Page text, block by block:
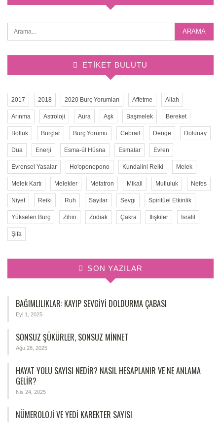
ETIKET BULUTU
2017 2018 2020 Burç Yorumları Affetme Allah
Arınma Astroloji Aura Aşk Başmelek Bereket
Bolluk Burçlar Burç Yorumu Cebrail Denge Dolunay
Dua Enerji Esma-ül Hüsna Esmalar Evren
Evrensel Yasalar Ho'oponopono Kundalini Reiki Melek
Melek Kartı Melekler Metatron Mikail Mutluluk Nefes
Niyet Reiki Ruh Sayılar Sevgi Spiritüel Etkinlik
Yükselen Burç Zihin Zodiak Çakra İlişkiler İsrafil
Şifa
SON YAZILAR
BAĞIMLILIKLAR: KAYIP SEVGIYI DOLDURMA ÇABASI
Eyl 1, 2025
SONSUZ ŞÜKÜRLER, SONSUZ MINNET
Ağu 28, 2025
HAYAT YOLU SAYISI NEDIR? NASIL HESAPLANIR VE NE ANLAMA
GELIR?
Nis 24, 2025
NÜMEROLOJİ VE YEDİ KAREKTER SAYISI